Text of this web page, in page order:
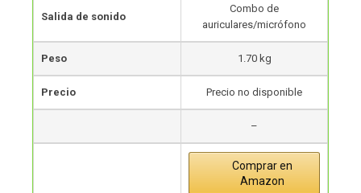
Salida de sonido
Combo de
auriculares/micrófono
Peso 1.70 kg
Precio Precio no disponible
–
Comprar en
Amazon